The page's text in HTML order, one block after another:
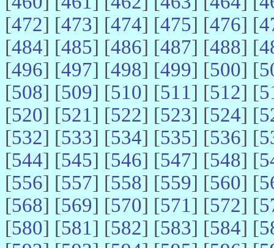
[472] [473] [474] [475] [476] [
[484] [485] [486] [487] [488] [
[496] [497] [498] [499] [500] [
[508] [509] [510] [511] [512] [
[520] [521] [522] [523] [524] [
[532] [533] [534] [535] [536] [
[544] [545] [546] [547] [548] [
[556] [557] [558] [559] [560] [
[568] [569] [570] [571] [572] [
[580] [581] [582] [583] [584] [